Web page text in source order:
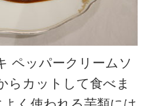
ペッパークリームソ
らカットして食べま